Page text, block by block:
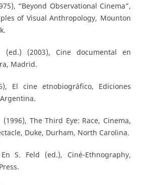
“Beyond Observational Cinema”,
of Visual Anthropology, Mounton
(ed.) (2003), Cine documental en
Madrid.
El cine etnobiográfico, Ediciones
The Third Eye: Race, Cinema,
Duke, Durham, North Carolina.
S. Feld (ed.), Ciné-Ethnography,